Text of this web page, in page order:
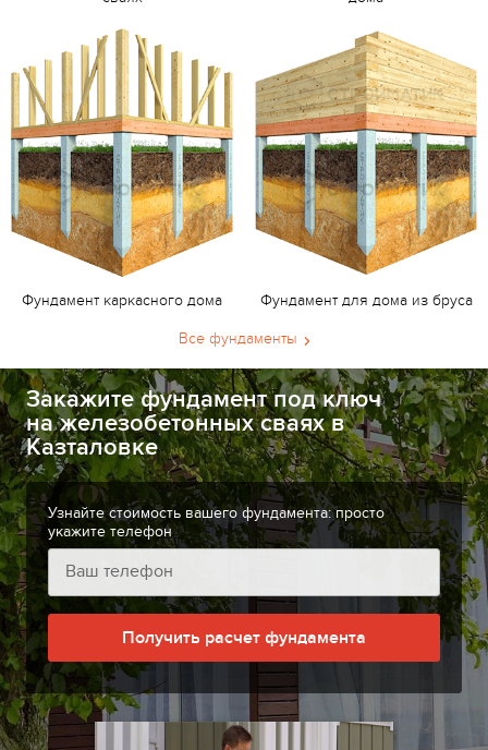
Фундамент каркасного дома Фундамент для дома из бруса
Все фундаменты
Закажите фундамент под ключ
на железобетонных сваях в
Казталовке
Узнайте стоимость вашего фундамента: просто
укажите телефон
Получить расчет фундамента